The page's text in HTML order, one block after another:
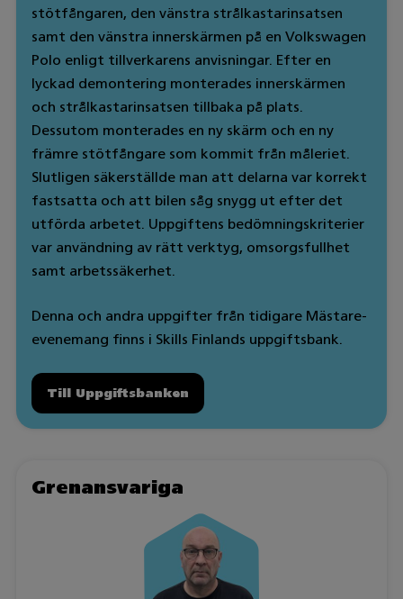
stötfångaren, den vänstra strålkastarinsatsen
samt den vänstra innerskärmen på en Volkswagen
Polo enligt tillverkarens anvisningar. Efter en
lyckad demontering monterades innerskärmen
och strålkastarinsatsen tillbaka på plats.
Dessutom monterades en ny skärm och en ny
främre stötfångare som kommit från måleriet.
Slutligen säkerställde man att delarna var korrekt
fastsatta och att bilen såg snygg ut efter det
utförda arbetet. Uppgiftens bedömningskriterier
var användning av rätt verktyg, omsorgsfullhet
samt arbetssäkerhet.
Denna och andra uppgifter från tidigare Mästare-
evenemang finns i Skills Finlands uppgiftsbank.
Till Uppgiftsbanken
Grenansvariga